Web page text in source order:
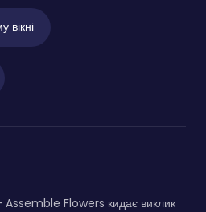
вікні
Flowers кидає виклик